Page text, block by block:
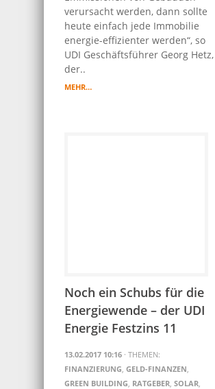
verursacht werden, dann sollte
heute einfach jede Immobilie
energie-effizienter werden“, so
UDI Geschäftsführer Georg Hetz,
der..
MEHR…
Noch ein Schubs für die
Energiewende – der UDI
Energie Festzins 11
13.02.2017 10:16 · THEMEN:
FINANZIERUNG, GELD-FINANZEN,
GREEN BUILDING, RATGEBER, SOLAR,